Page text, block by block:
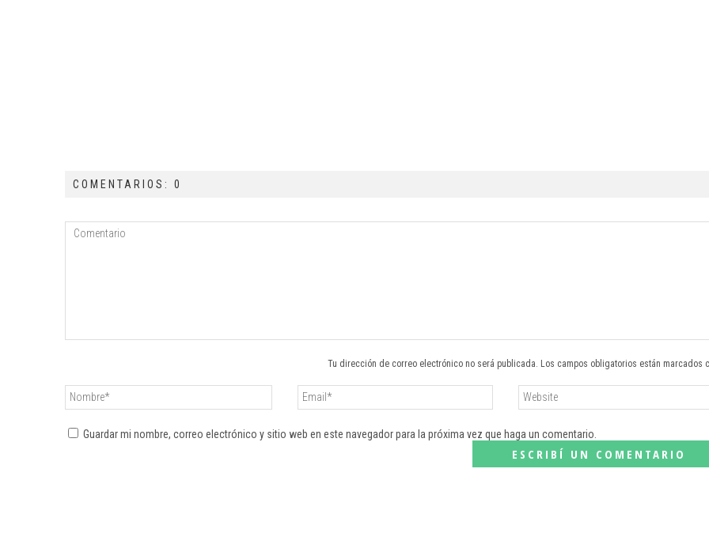
COMENTARIOS: 0
Tu dirección de correo electrónico no será publicada. Los campos obligatorios están marcados
Guardar mi nombre, correo electrónico y sitio web en este navegador para la próxima vez que haga un comentario.